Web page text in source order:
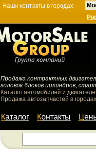
Наши контакты в городах:
Продажа контрактных
головок блоков цилиндров,
Каталог автомобилей и
Продажа автозапчастей в
Каталог Контакты